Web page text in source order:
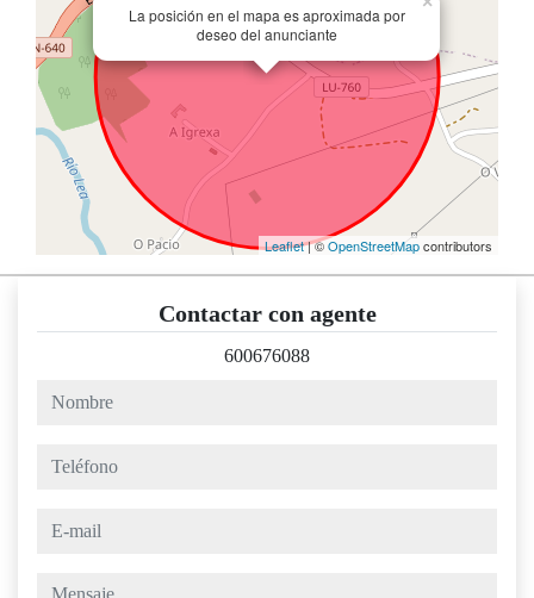
La posición en el mapa es aproximada por
deseo del anunciante
Leaflet| ©OpenStreetMapcontributors
Contactar con agente
600676088
nombre
teléfono
e-mail
mensaje